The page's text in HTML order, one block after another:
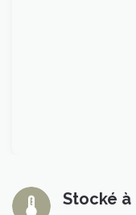
Stocké